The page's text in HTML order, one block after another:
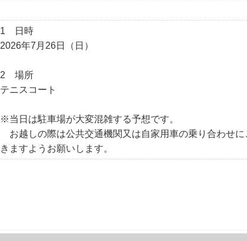
1 日時
2026年7月26日（日）
2 場所
テニスコート
※当日は駐車場が大変混雑する予想です。
お越しの際は公共交通機関又は自家用車の乗り合わせに
きますようお願いします。